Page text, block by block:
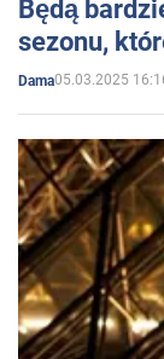
Będą
sezonu,
Dama05.03.2025